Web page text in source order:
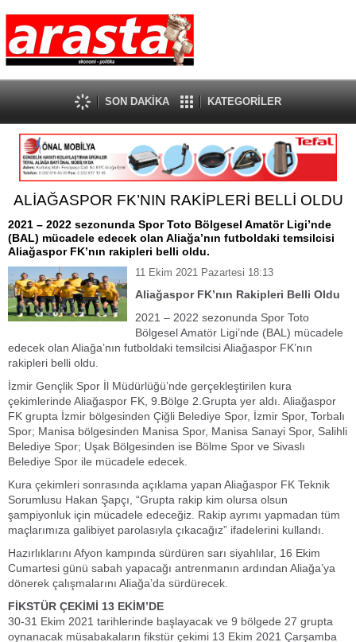
SON DAKİKA KATEGORİLER
ALİAĞASPOR FK’NIN RAKİPLERİ BELLİ OLDU
2021 – 2022 sezonunda Spor Toto Bölgesel Amatör Ligi’nde
(BAL) mücadele edecek olan Aliağa’nın futboldaki temsilcisi
Aliağaspor FK’nın rakipleri belli oldu.
11 Ekim 2021 Pazartesi 18:13
Aliağaspor FK’nın Rakipleri Belli Oldu
2021 – 2022 sezonunda Spor Toto
Bölgesel Amatör Ligi’nde (BAL) mücadele
edecek olan Aliağa’nın futboldaki temsilcisi Aliağaspor FK’nın
rakipleri belli oldu.
İzmir Gençlik Spor İl Müdürlüğü’nde gerçekleştirilen kura
çekimlerinde Aliağaspor FK, 9.Bölge 2.Grupta yer aldı. Aliağaspor
FK grupta İzmir bölgesinden Çiğli Belediye Spor, İzmir Spor, Torbalı
Spor; Manisa bölgesinden Manisa Spor, Manisa Sanayi Spor, Salihli
Belediye Spor; Uşak Bölgesinden ise Bölme Spor ve Sivaslı
Belediye Spor ile mücadele edecek.
Kura çekimleri sonrasında açıklama yapan Aliağaspor FK Teknik
Sorumlusu Hakan Şapçı, “Grupta rakip kim olursa olsun
şampiyonluk için mücadele edeceğiz. Rakip ayrımı yapmadan tüm
maçlarımıza galibiyet parolasıyla çıkacağız” ifadelerini kullandı.
Hazırlıklarını Afyon kampında sürdüren sarı siyahlılar, 16 Ekim
Cumartesi günü sabah yapacağı antrenmanın ardından Aliağa’ya
dönerek çalışmalarını Aliağa’da sürdürecek.
FİKSTÜR ÇEKİMİ 13 EKİM’DE
30-31 Ekim 2021 tarihlerinde başlayacak ve 9 bölgede 27 grupta
oynanacak müsabakaların fikstür çekimi 13 Ekim 2021 Çarşamba